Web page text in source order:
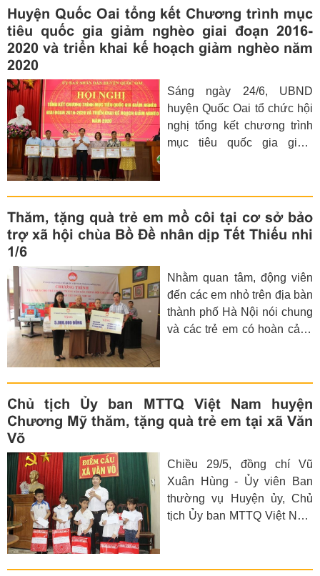
nhiều thành tích trong công
tác vận động, hiến máu tình
nguyện.
Huyện Quốc Oai tổng kết Chương trình mục
tiêu quốc gia giảm nghèo giai đoạn 2016-
2020 và triển khai kế hoạch giảm nghèo năm
2020
Sáng ngày 24/6, UBND
huyện Quốc Oai tổ chức hội
nghị tổng kết chương trình
mục tiêu quốc gia giảm
nghèo năm 2020. Đồng chí
Nguyễn Đức Phương -
UVTV, Phó Chủ tịch
Thường trực UBND huyện
Thăm, tặng quà trẻ em mồ côi tại cơ sở bảo
trợ xã hội chùa Bồ Đề nhân dịp Tết Thiếu nhi
1/6
Nhằm quan tâm, động viên
đến các em nhỏ trên địa bàn
thành phố Hà Nội nói chung
và các trẻ em có hoàn cảnh
nhi 1/6, chiều 31/5, Ủy viên
Ban Thường vụ Thành ủy,
Chủ tịch Ủy ban MTTQ Việt
Nam thành phố Hà Nội
thăm, tặng quà cơ sở bảo
trợ xã hội chùa Bồ Đề tại
Chùa Bồ Đề, quận Long
Biên,TP Hà Nội.
Chủ tịch Ủy ban MTTQ Việt Nam huyện
Chương Mỹ thăm, tặng quà trẻ em tại xã Văn
Võ
Chiều 29/5, đồng chí Vũ
Xuân Hùng - Ủy viên Ban
thường vụ Huyện ủy, Chủ
tịch Ủy ban MTTQ Việt Nam
huyện cùng lãnh đạo,